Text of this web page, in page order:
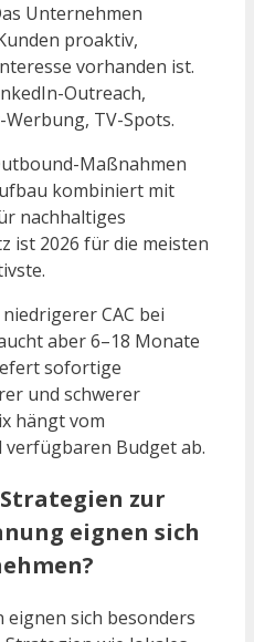
Unternehmen
proaktiv,
vorhanden ist.
Outreach,
TV-Spots.
Maßnahmen
kombiniert mit
nachhaltiges
ist 2026 für die meisten
CAC bei
aber 6–18 Monate
sofortige
und schwerer
hängt vom
Budget ab.
zur
eignen sich
sich besonders